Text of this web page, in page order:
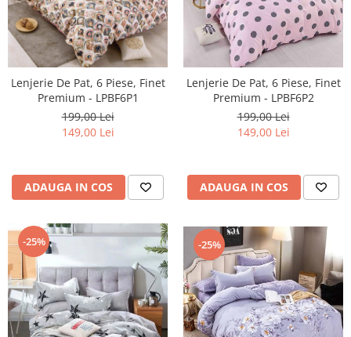
Lenjerie De Pat, 6 Piese, Finet
Premium - LPBF6P1
199,00 Lei
149,00 Lei
ADAUGA IN COS
Lenjerie De Pat, 6 Piese, Finet
Premium - LPBF6P2
199,00 Lei
149,00 Lei
ADAUGA IN COS
-25% -25%